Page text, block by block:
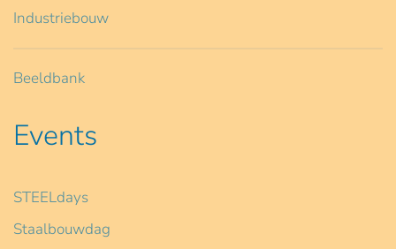
Industriebouw
Beeldbank
Events
STEELdays
Staalbouwdag